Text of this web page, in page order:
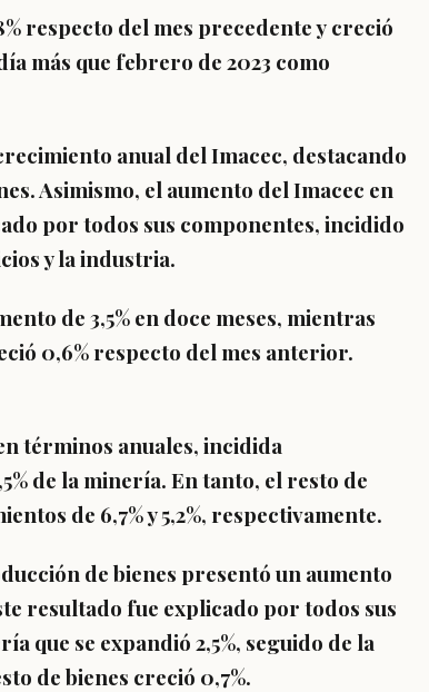
respecto del mes precedente y creció
más que febrero de 2023 como
anual del Imacec, destacando
Asimismo, el aumento del Imacec en
por todos sus componentes, incidido
y la industria.
de 3,5% en doce meses, mientras
0,6% respecto del mes anterior.
términos anuales, incidida
de la minería. En tanto, el resto de
de 6,7% y 5,2%, respectivamente.
de bienes presentó un aumento
resultado fue explicado por todos sus
que se expandió 2,5%, seguido de la
de bienes creció 0,7%.